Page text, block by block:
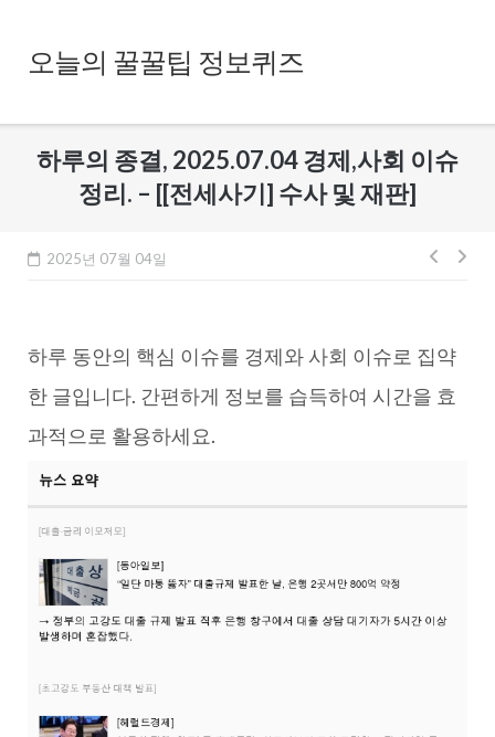
content오늘의 꿀꿀팁 정보퀴즈
하루의 종결, 2025.07.04 경제,사회 이슈
정리. – [[전세사기] 수사 및 재판]
2025년 07월 04일
글
게
이
하루 동안의 핵심 이슈를 경제와 사회 이슈로 집약
한 글입니다. 간편하게 정보를 습득하여 시간을 효
과적으로 활용하세요.